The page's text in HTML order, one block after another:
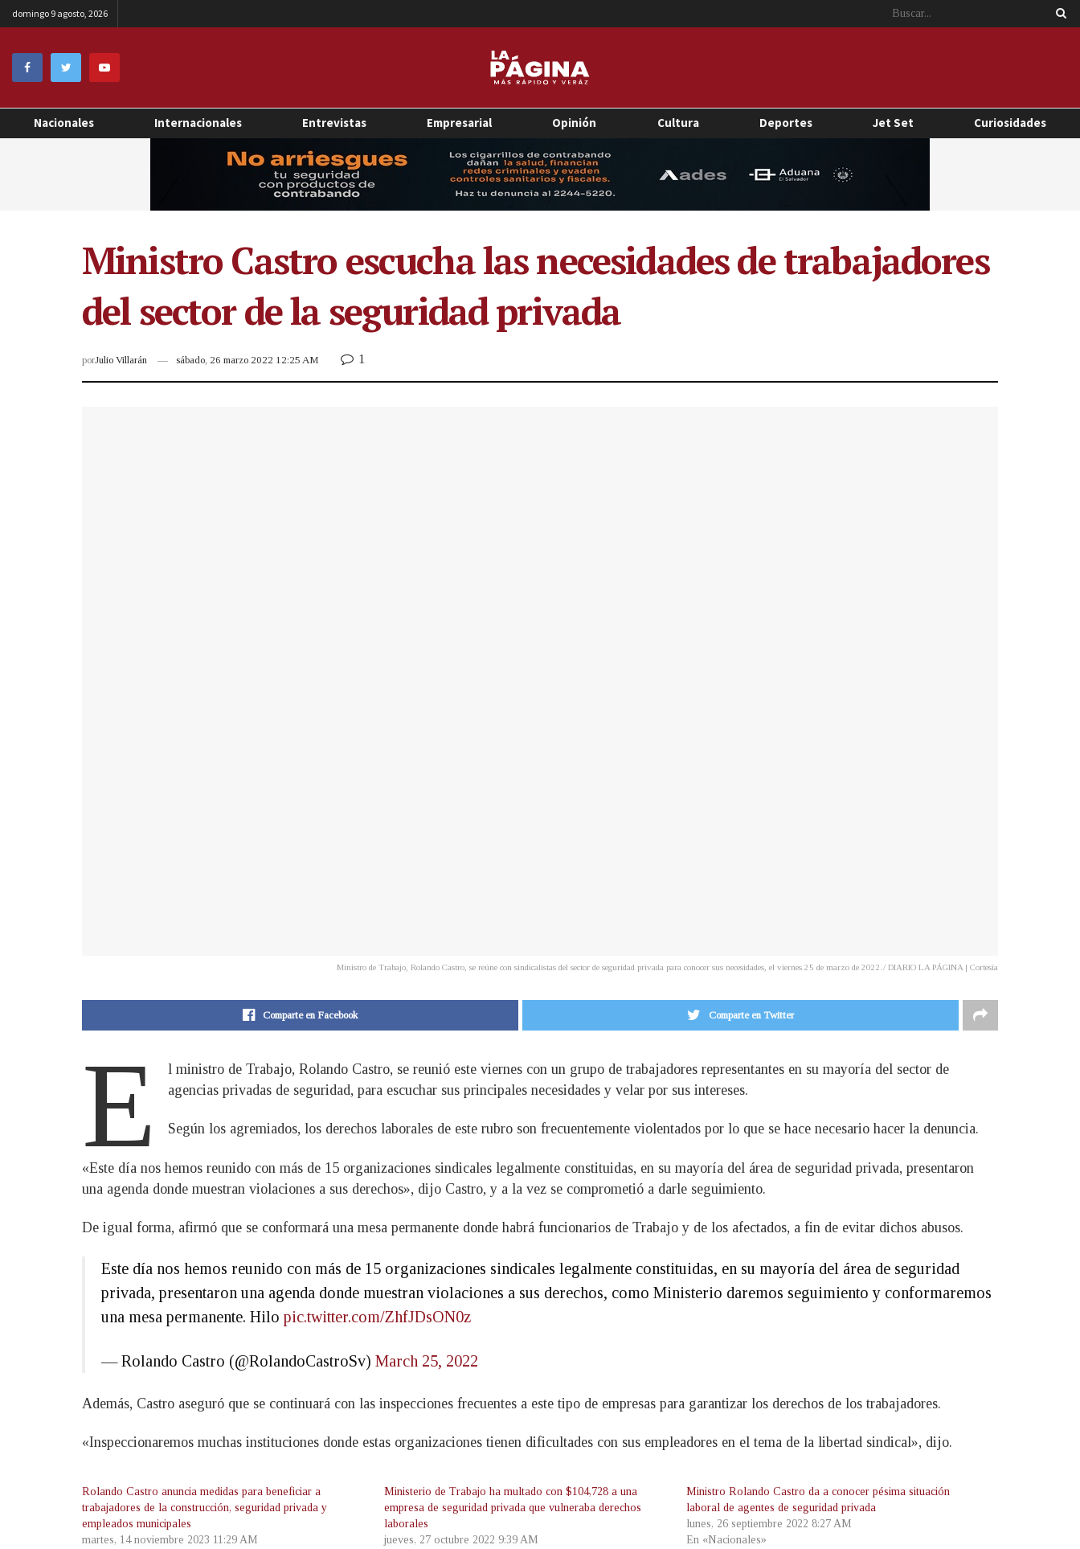
domingo 9 agosto, 2026
Nacionales Internacionales Entrevistas Empresarial Opinión Cultura Deportes Jet Set Curiosidades
Ministro Castro escucha las necesidades de trabajadores
del sector de la seguridad privada
porJulio Villarán sábado, 26 marzo 2022 12:25 AM 1
Ministro de Trabajo, Rolando Castro, se reúne con sindicalistas del sector de seguridad privada para conocer sus necesidades, el viernes 25 de marzo de 2022./ DIARIO LA PÁGINA | Cortesía
Comparte en Facebook Comparte en Twitter
E
l ministro de Trabajo, Rolando Castro, se reunió este viernes con un grupo de trabajadores representantes en su mayoría del sector de
agencias privadas de seguridad, para escuchar sus principales necesidades y velar por sus intereses.
Según los agremiados, los derechos laborales de este rubro son frecuentemente violentados por lo que se hace necesario hacer la denuncia.
«Este día nos hemos reunido con más de 15 organizaciones sindicales legalmente constituidas, en su mayoría del área de seguridad privada, presentaron
una agenda donde muestran violaciones a sus derechos», dijo Castro, y a la vez se comprometió a darle seguimiento.
De igual forma, afirmó que se conformará una mesa permanente donde habrá funcionarios de Trabajo y de los afectados, a fin de evitar dichos abusos.
Este día nos hemos reunido con más de 15 organizaciones sindicales legalmente constituidas, en su mayoría del área de seguridad
privada, presentaron una agenda donde muestran violaciones a sus derechos, como Ministerio daremos seguimiento y conformaremos
una mesa permanente. Hilo pic.twitter.com/ZhfJDsON0z
— Rolando Castro (@RolandoCastroSv) March 25, 2022
Además, Castro aseguró que se continuará con las inspecciones frecuentes a este tipo de empresas para garantizar los derechos de los trabajadores.
«Inspeccionaremos muchas instituciones donde estas organizaciones tienen dificultades con sus empleadores en el tema de la libertad sindical», dijo.
Rolando Castro anuncia medidas para beneficiar a
trabajadores de la construcción, seguridad privada y
empleados municipales
martes, 14 noviembre 2023 11:29 AM
Ministerio de Trabajo ha multado con $104,728 a una
empresa de seguridad privada que vulneraba derechos
laborales
jueves, 27 octubre 2022 9:39 AM
Ministro Rolando Castro da a conocer pésima situación
laboral de agentes de seguridad privada
lunes, 26 septiembre 2022 8:27 AM
En «Nacionales»